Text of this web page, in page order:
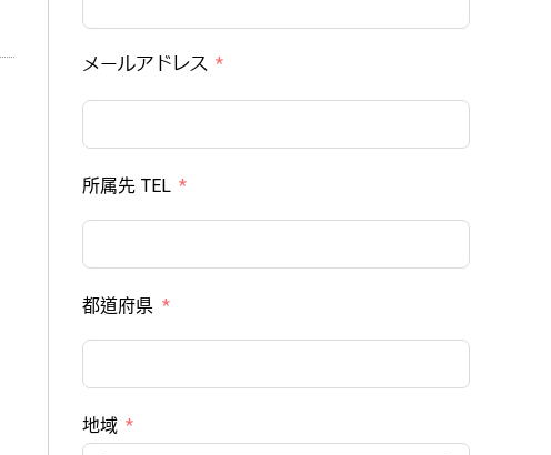
メールアドレス
所属先 TEL
都道府県
地域